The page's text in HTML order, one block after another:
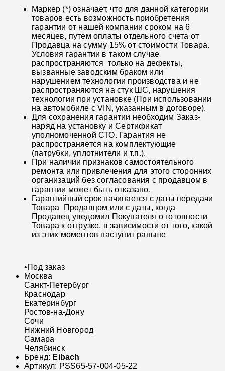
Маркер (*) означает, что для данной категории
товаров есть возможность приобретения
гарантии от нашей компании сроком на 6
месяцев, путем оплаты отдельного счета от
Продавца на сумму 15% от стоимости Товара.
Условия гарантии в таком случае
распространяются только на дефекты,
вызванные заводским браком или
нарушением технологии производства и не
распространяются на стук ШС, нарушения
технологии при установке (При использовании
на автомобиле с VIN, указанным в договоре).
Для сохранения гарантии необходим Заказ-
наряд на установку и Сертификат
уполномоченной СТО. Гарантия не
распространяется на комплектующие
(патрубки, уплотнители и т.п.).
При наличии признаков самостоятельного
ремонта или привлечения для этого сторонних
организаций без согласования с продавцом в
гарантии может быть отказано.
Гарантийный срок начинается с даты передачи
Товара Продавцом или с даты, когда
Продавец уведомил Покупателя о готовности
Товара к отгрузке, в зависимости от того, какой
из этих моментов наступит раньше
•Под заказ
Москва
Санкт-Петербург
Краснодар
Екатеринбург
Ростов-на-Дону
Сочи
Нижний Новгород
Самара
Челябинск
Бренд: Eibach
Артикул: PSS65-57-004-05-22